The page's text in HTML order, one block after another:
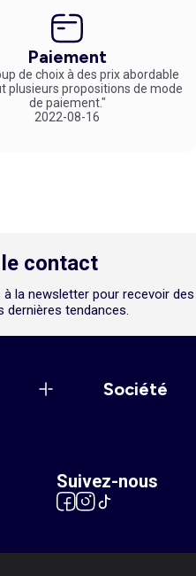
Paiement
de choix à des prix abordable
plusieurs propositions de mode
de paiement."
2022-08-16
contact
la newsletter pour recevoir
dernières tendances.
Société
Suivez-nous